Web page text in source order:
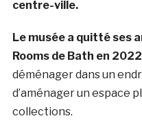
centre-ville.
Le musée a quitté ses
Rooms de Bath en 2022
déménager dans un
d’aménager un espace
collections.